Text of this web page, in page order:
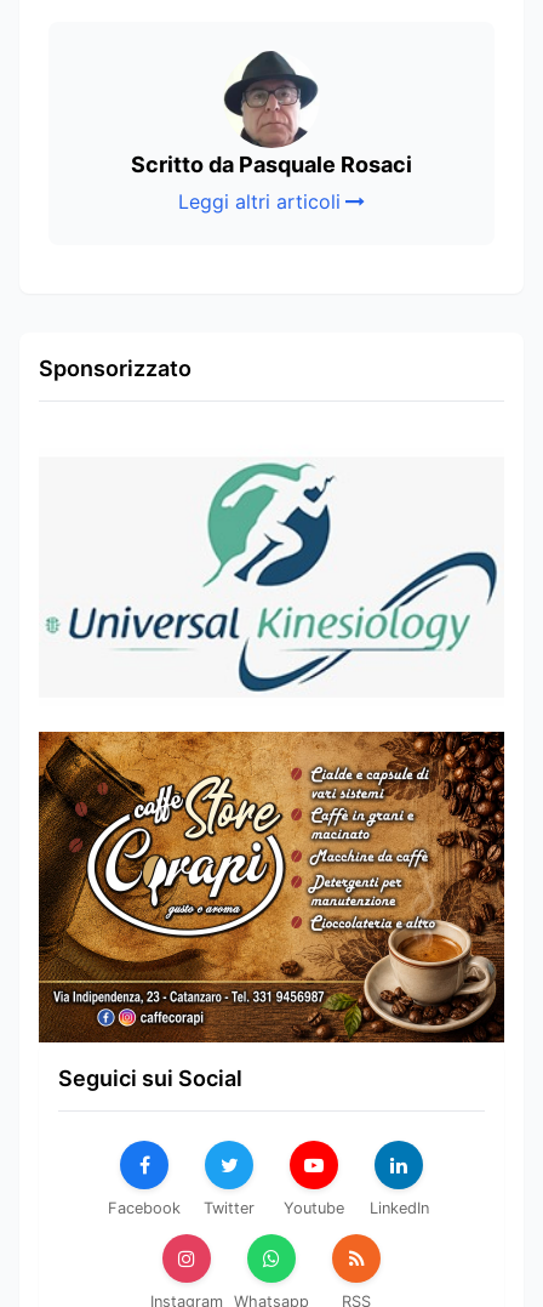
Scritto da Pasquale Rosaci
Leggi altri articoli
Sponsorizzato
Seguici sui Social
Facebook Twitter Youtube LinkedIn
Instagram Whatsapp RSS